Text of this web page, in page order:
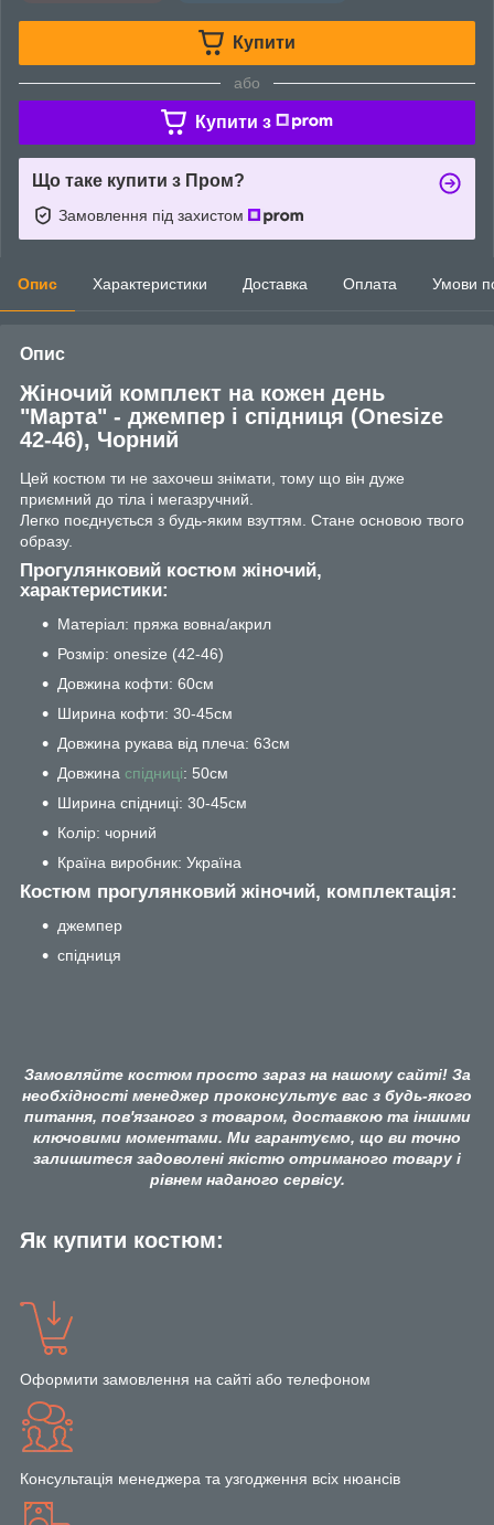
Купити
або
Купити з
Що таке купити з Пром?
Замовлення під захистом
Опис Характеристики Доставка Оплата Умови
Опис
Жіночий комплект на кожен день
"Марта" - джемпер і спідниця (Onesize
42-46), Чорний
Цей костюм ти не захочеш знімати, тому що він дуже
приємний до тіла і мегазручний.
Легко поєднується з будь-яким взуттям. Стане основою твого
образу.
Прогулянковий костюм жіночий,
характеристики:
Матеріал: пряжа вовна/акрил
Розмір: оnesize (42-46)
Довжина кофти: 60см
Ширина кофти: 30-45см
Довжина рукава від плеча: 63см
Довжина спідниці: 50см
Ширина спідниці: 30-45см
Колір: чорний
Країна виробник: Україна
Костюм прогулянковий жіночий, комплектація:
джемпер
спідниця
Замовляйте костюм просто зараз на нашому сайті! За
необхідності менеджер проконсультує вас з будь-якого
питання, пов'язаного з товаром, доставкою та іншими
ключовими моментами. Ми гарантуємо, що ви точно
залишитеся задоволені якістю отриманого товару і
рівнем наданого сервісу.
Як купити костюм:
Оформити замовлення на сайті або телефоном
Консультація менеджера та узгодження всіх нюансів